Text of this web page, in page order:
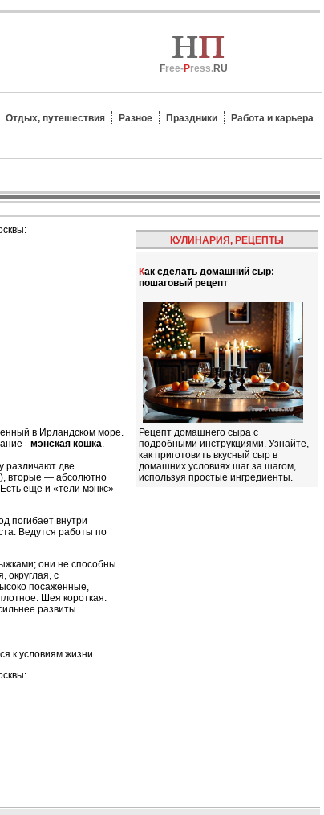
Free-Press.RU
Отдых, путешествия Разное Праздники
Работа и карьера
в Ирландском море.
- мэнская кошка.
различают две
вторые — абсолютно
еще и «тели мэнкс»
погибает внутри
Ведутся работы по
они не способны
округлая, с
посаженные,
Шея короткая.
развиты.
к условиям жизни.
КУЛИНАРИЯ, РЕЦЕПТЫ
Как сделать домашний сыр:
пошаговый рецепт
Рецепт домашнего сыра с
подробными инструкциями. Узнайте,
как приготовить вкусный сыр в
домашних условиях шаг за шагом,
используя простые ингредиенты.